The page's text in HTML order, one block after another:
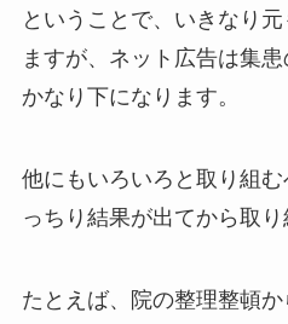
ということで、いきなり
ますが、ネット広告は集患
かなり下になります。
他にもいろいろと取り組
っちり結果が出てから取り
たとえば、院の整理整頓